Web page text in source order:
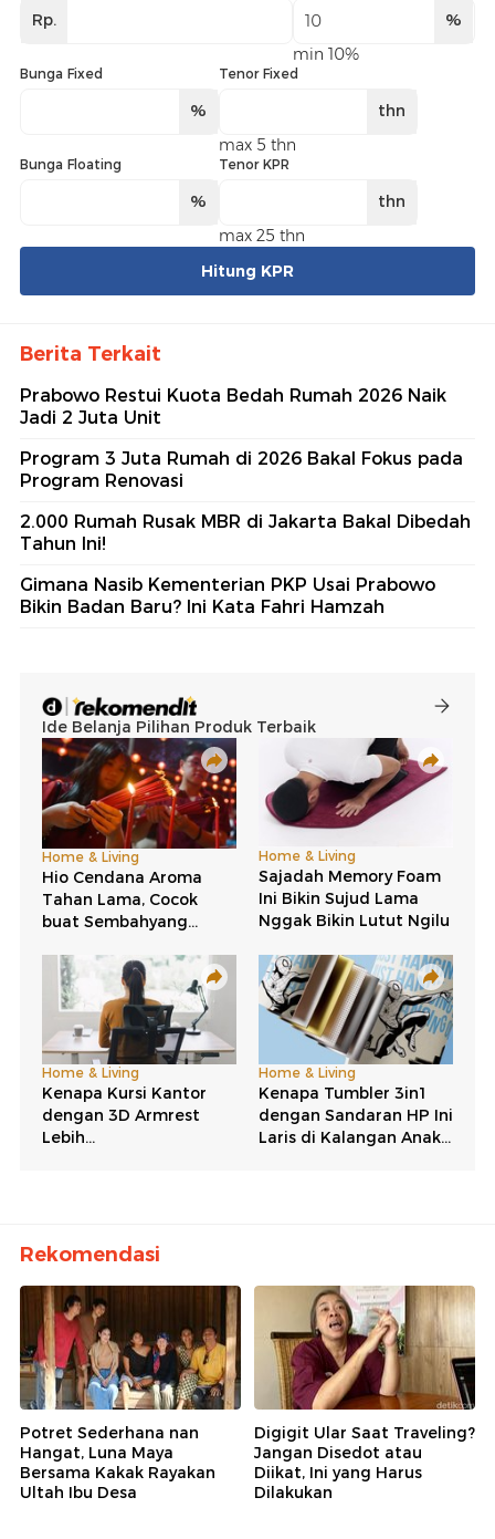
Rp.
%
min 10%
Bunga Fixed
%
Tenor Fixed
thn
max 5 thn
Bunga Floating
%
Tenor KPR
thn
max 25 thn
Hitung KPR
Berita Terkait
Prabowo Restui Kuota Bedah Rumah 2026 Naik
Jadi 2 Juta Unit
Program 3 Juta Rumah di 2026 Bakal Fokus pada
Program Renovasi
2.000 Rumah Rusak MBR di Jakarta Bakal Dibedah
Tahun Ini!
Gimana Nasib Kementerian PKP Usai Prabowo
Bikin Badan Baru? Ini Kata Fahri Hamzah
Rekomendasi
Potret Sederhana nan
Hangat, Luna Maya
Bersama Kakak Rayakan
Ultah Ibu Desa
Digigit Ular Saat Traveling?
Jangan Disedot atau
Diikat, Ini yang Harus
Dilakukan